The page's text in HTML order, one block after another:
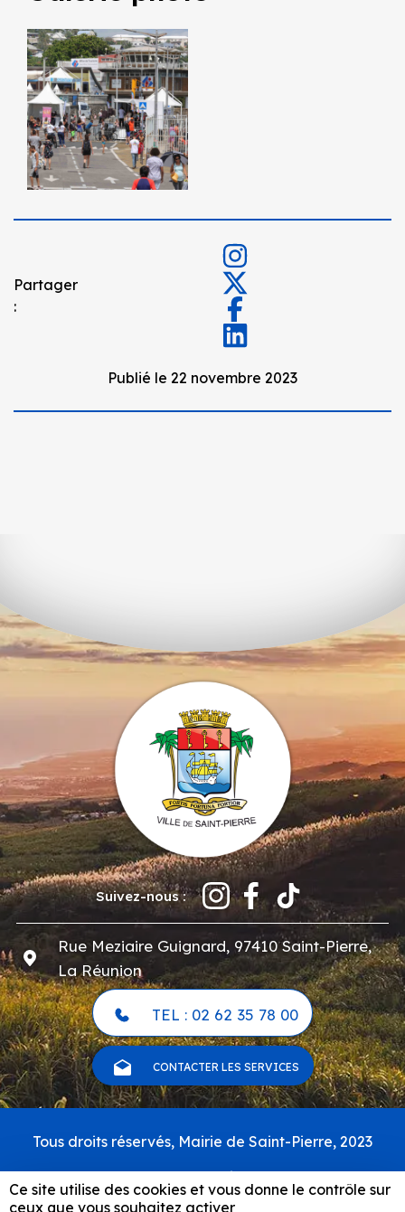
Partager
:
Publié le 22 novembre 2023
Suivez-nous :
Rue Meziaire Guignard, 97410 Saint-Pierre,
La Réunion
TEL : 02 62 35 78 00
CONTACTER LES SERVICES
Pied
de
page
Tous droits réservés, Mairie de Saint-Pierre, 2023
Carte du site
Mentions légales & politique de confidentialité
Ce site utilise des cookies et vous donne le contrôle sur
ceux que vous souhaitez activer